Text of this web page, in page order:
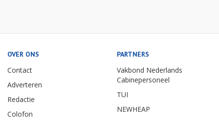
OVER ONS
Contact
Adverteren
Redactie
Colofon
PARTNERS
Vakbond Nederlands
Cabinepersoneel
TUI
NEWHEAP